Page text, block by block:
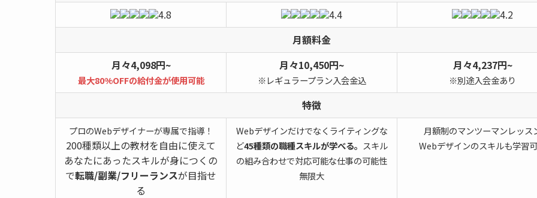
4.8
4.4
4.2
月額料金
月々4,098円~
最大80%OFFの給付金が使用可能
月々10,450円~
※レギュラープラン入会金込
月々4,237円~
※別途入会金あり
特徴
プロのWebデザイナーが専属で指導！
200種類以上の教材を自由に使えて
あなたにあったスキルが身につくの
で転職/副業/フリーランスが目指せ
る
Webデザインだけでなくライティングな
ど45種類の職種スキルが学べる。 スキル
の組み合わせで対応可能な仕事の可能性
無限大
月額制のマンツーマンレッス
Webデザインのスキルも学習